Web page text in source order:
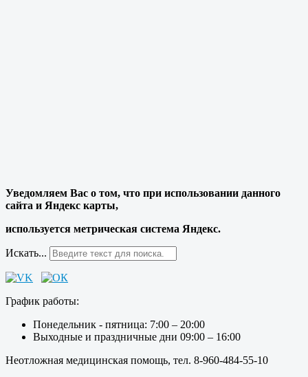
Уведомляем Вас о том, что при использовании данного
сайта и Яндекс карты,
используется метрическая система Яндекс.
Искать...
График работы:
Понедельник - пятница: 7:00 – 20:00
Выходные и праздничные дни 09:00 – 16:00
Неотложная медицинская помощь, тел. 8-960-484-55-10